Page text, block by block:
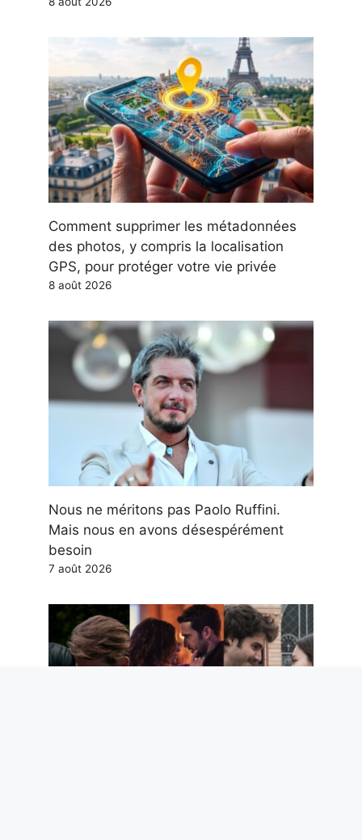
Comment supprimer les métadonnées
des photos, y compris la localisation
GPS, pour protéger votre vie privée
8 août 2026
Nous ne méritons pas Paolo Ruffini.
Mais nous en avons désespérément
besoin
7 août 2026